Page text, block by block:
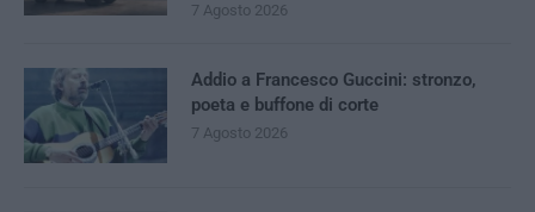
7 Agosto 2026
Addio a Francesco Guccini: stronzo,
poeta e buffone di corte
7 Agosto 2026